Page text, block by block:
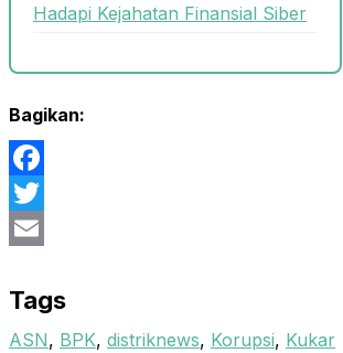
Hadapi Kejahatan Finansial Siber
Bagikan:
Facebook
Twitter
Tags
ASN, BPK, distriknews, Korupsi, Kukar